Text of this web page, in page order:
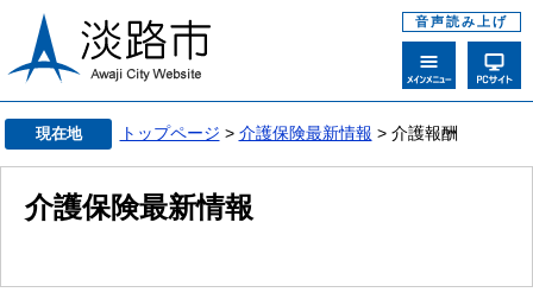
音声読み上げ
現在地 トップページ > 介護保険最新情報 > 介護報酬
介護保険最新情報